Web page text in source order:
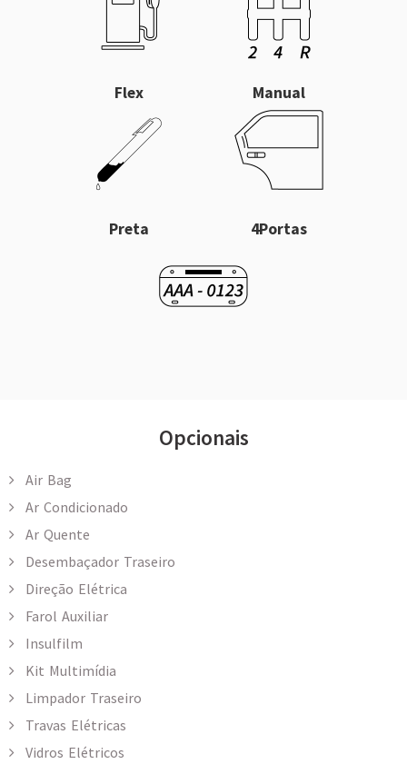
Flex Manual
Preta 4Portas
Opcionais
Air Bag
Ar Condicionado
Ar Quente
Desembaçador Traseiro
Direção Elétrica
Farol Auxiliar
Insulfilm
Kit Multimídia
Limpador Traseiro
Travas Elétricas
Vidros Elétricos